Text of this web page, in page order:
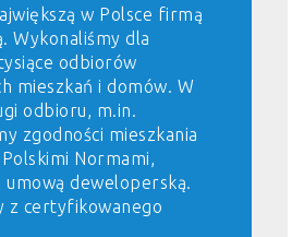
w Polsce firmą
Wykonaliśmy dla
odbiorów
mieszkań i domów. W
odbioru, m.in.
zgodności mieszkania
Normami,
deweloperską.
z certyfikowanego